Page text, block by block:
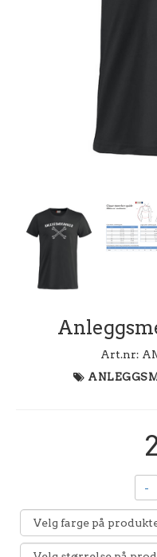
Art.nr:
-